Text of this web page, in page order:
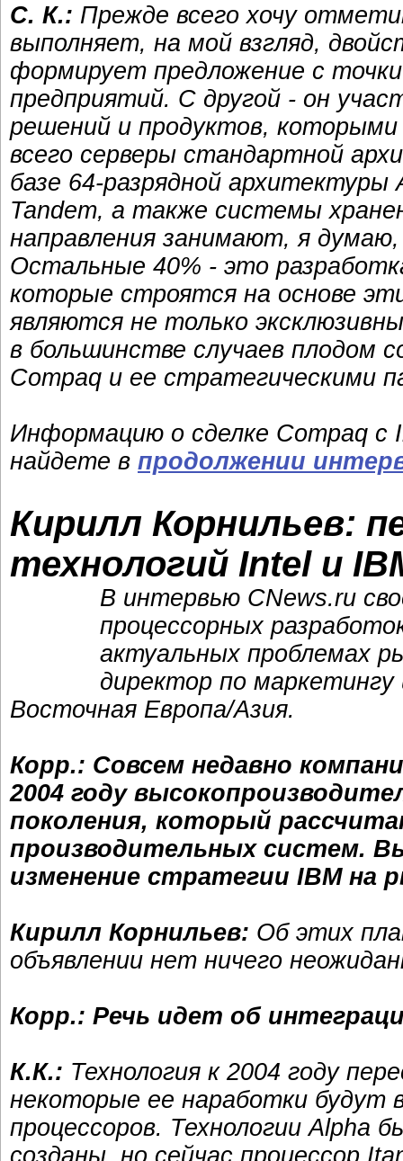
С. К.: Прежде всего хочу
выполняет, на мой взгляд,
формирует предложение с
предприятий. С другой - он
решений и продуктов,
всего серверы стандартной
базе 64-разрядной архитектуры
Tandem, а также системы
направления занимают, я
Остальные 40% - это
которые строятся на основе
являются не только
в большинстве случаев плодом
Compaq и ее стратегическими
Информацию о сделке Compaq
найдете в продолжении
Кирилл Корнильев:
технологий Intel и
В интервью CNews.ru
процессорных
актуальных проблемах
директор по
Восточная Европа/Азия.
Корр.: Совсем недавно
2004 году
поколения, который
производительных систем.
изменение стратегии IBM на
Кирилл Корнильев: Об этих
объявлении нет ничего
Корр.: Речь идет об
К.К.: Технология к 2004 году
некоторые ее наработки будут
процессоров. Технологии Alpha
созданы, но сейчас процессор